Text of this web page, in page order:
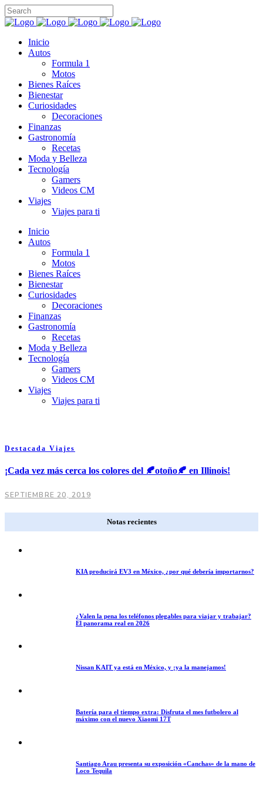
Inicio
Autos
Formula 1
Motos
Bienes Raíces
Bienestar
Curiosidades
Decoraciones
Finanzas
Gastronomía
Recetas
Moda y Belleza
Tecnología
Gamers
Videos CM
Viajes
Viajes para ti
Inicio
Autos
Formula 1
Motos
Bienes Raíces
Bienestar
Curiosidades
Decoraciones
Finanzas
Gastronomía
Recetas
Moda y Belleza
Tecnología
Gamers
Videos CM
Viajes
Viajes para ti
Destacada Viajes
¡Cada vez más cerca los colores del 🍂otoño🍂 en Illinois!
SEPTIEMBRE 20, 2019
Notas recientes
KIA producirá EV3 en México, ¿por qué debería importarnos?
¿Valen la pena los teléfonos plegables para viajar y trabajar?
El panorama real en 2026
Nissan KAIT ya está en México, y ¡ya la manejamos!
Batería para el tiempo extra: Disfruta el mes futbolero al
máximo con el nuevo Xiaomi 17T
Santiago Arau presenta su exposición «Canchas» de la mano de
Loco Tequila